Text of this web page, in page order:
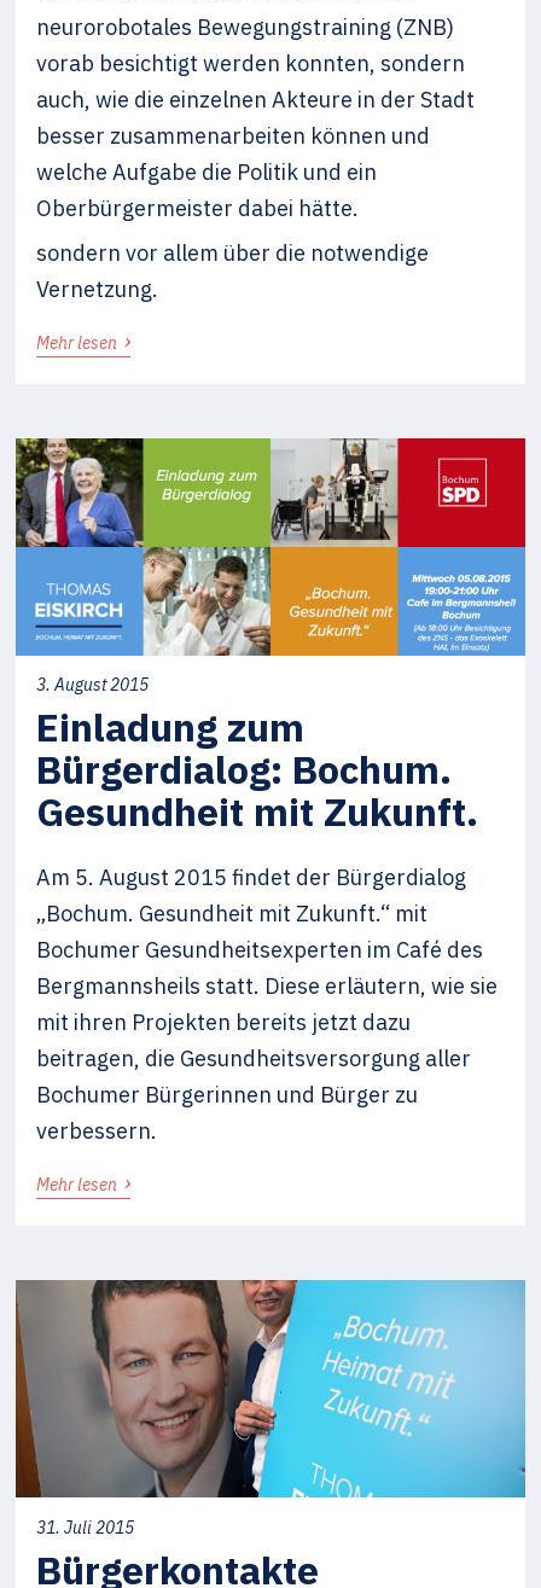
neurorobotales Bewegungstraining (ZNB)
vorab besichtigt werden konnten, sondern
auch, wie die einzelnen Akteure in der Stadt
besser zusammenarbeiten können und
welche Aufgabe die Politik und ein
Oberbürgermeister dabei hätte.
sondern vor allem über die notwendige
Vernetzung.
Mehr lesen ›
3. August 2015
Einladung zum
Bürgerdialog: Bochum.
Gesundheit mit Zukunft.
Am 5. August 2015 findet der Bürgerdialog
„Bochum. Gesundheit mit Zukunft.“ mit
Bochumer Gesundheitsexperten im Café des
Bergmannsheils statt. Diese erläutern, wie sie
mit ihren Projekten bereits jetzt dazu
beitragen, die Gesundheitsversorgung aller
Bochumer Bürgerinnen und Bürger zu
verbessern.
Mehr lesen ›
31. Juli 2015
Bürgerkontakte